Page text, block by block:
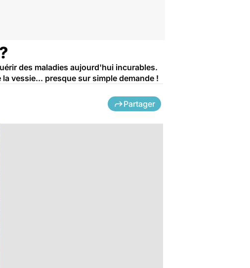
des maladies aujourd'hui incurables.
vessie... presque sur simple demande !
Partager